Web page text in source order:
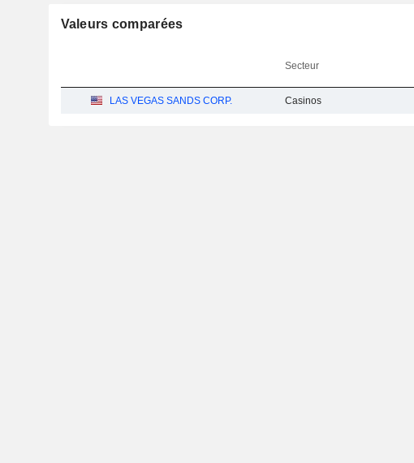
Valeurs comparées
Secteur
LAS VEGAS SANDS CORP. Casinos